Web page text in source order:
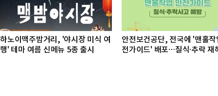
하노이맥주밤거리, '야시장 미식 여
행' 테마 여름 신메뉴 5종 출시
안전보건공단, 전국에 '맨홀작
전가이드' 배포…질식·추락 재